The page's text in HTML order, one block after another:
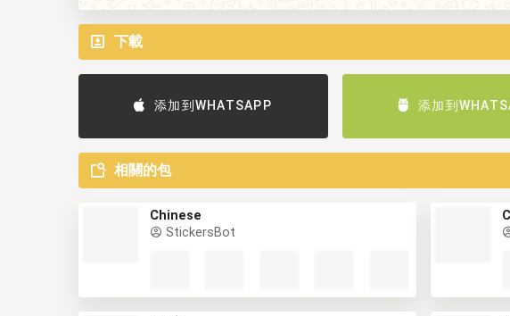
下載
添加到WHATSAPP 添加到
相關的包
Chinese
StickersBot